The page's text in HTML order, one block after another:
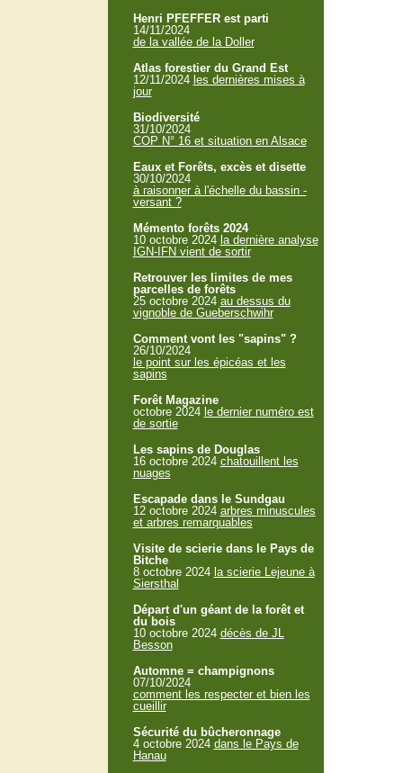
Henri PFEFFER est parti
14/11/2024
de la vallée de la Doller
Atlas forestier du Grand Est
12/11/2024 les dernières mises à
jour
Biodiversité
31/10/2024
COP N° 16 et situation en Alsace
Eaux et Forêts, excès et disette
30/10/2024
à raisonner à l'échelle du bassin -
versant ?
Mémento forêts 2024
10 octobre 2024 la dernière analyse
IGN-IFN vient de sortir
Retrouver les limites de mes
parcelles de forêts
25 octobre 2024 au dessus du
vignoble de Gueberschwihr
Comment vont les "sapins" ?
26/10/2024
le point sur les épicéas et les
sapins
Forêt Magazine
octobre 2024 le dernier numéro est
de sortie
Les sapins de Douglas
16 octobre 2024 chatouillent les
nuages
Escapade dans le Sundgau
12 octobre 2024 arbres minuscules
et arbres remarquables
Visite de scierie dans le Pays de
Bitche
8 octobre 2024 la scierie Lejeune à
Siersthal
Départ d'un géant de la forêt et
du bois
10 octobre 2024 décès de JL
Besson
Automne = champignons
07/10/2024
comment les respecter et bien les
cueillir
Sécurité du bûcheronnage
4 octobre 2024 dans le Pays de
Hanau